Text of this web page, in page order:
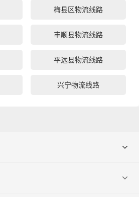
梅县区物流线路
丰顺县物流线路
平远县物流线路
兴宁物流线路